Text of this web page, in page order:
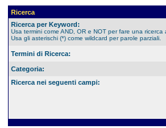
Ricerca
Ricerca per Keyword:
Usa termini come AND, OR e NOT per fare una ricerca
Usa gli asterischi (*) come wildcard per parole parziali.
Termini di Ricerca:
Categoria:
Ricerca nei seguenti campi: